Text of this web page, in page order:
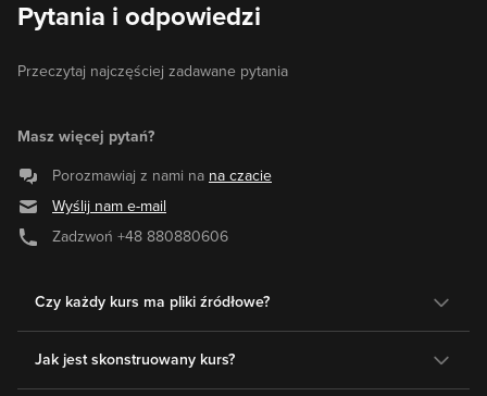
Pytania i odpowiedzi
Przeczytaj najczęściej zadawane pytania
Masz więcej pytań?
Porozmawiaj z nami na na czacie
Wyślij nam e-mail
Zadzwoń +48 880880606
Czy każdy kurs ma pliki źródłowe?
Jak jest skonstruowany kurs?